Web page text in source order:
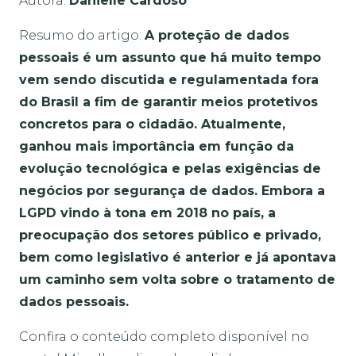
Resumo do artigo: A proteção de dados
pessoais é um assunto que há muito tempo
vem sendo discutida e regulamentada fora
do Brasil a fim de garantir meios protetivos
concretos para o cidadão. Atualmente,
ganhou mais importância em função da
evolução tecnológica e pelas exigências de
negócios por segurança de dados. Embora a
LGPD vindo à tona em 2018 no país, a
preocupação dos setores público e privado,
bem como legislativo é anterior e já apontava
um caminho sem volta sobre o tratamento de
dados pessoais.
Confira o conteúdo completo disponível no